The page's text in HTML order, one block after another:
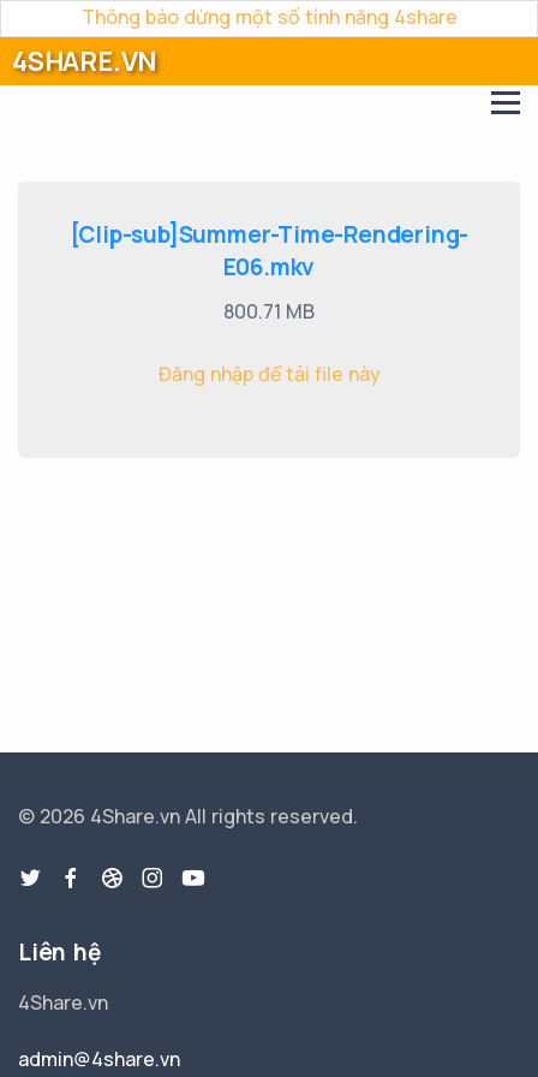
Thông báo dừng một số tính năng 4share
4SHARE.VN
[Clip-sub]Summer-Time-Rendering-
E06.mkv
800.71 MB
Đăng nhập để tải file này
© 2026 4Share.vnAll rights reserved.
Liên hệ
4Share.vn
admin@4share.vn